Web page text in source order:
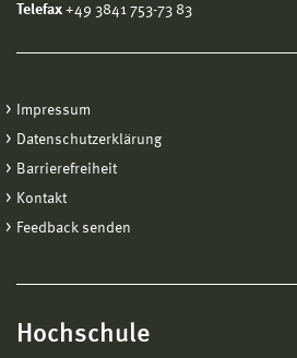
Telefax +49 3841 753-73 83
Impressum
Datenschutzerklärung
Barrierefreiheit
Kontakt
Feedback senden
Hochschule